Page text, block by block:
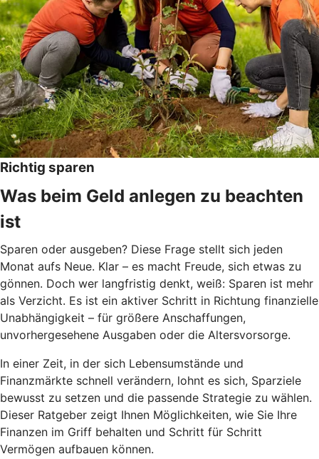
Richtig sparen
Was beim Geld anlegen zu beachten
ist
Sparen oder ausgeben? Diese Frage stellt sich jeden
Monat aufs Neue. Klar – es macht Freude, sich etwas zu
gönnen. Doch wer langfristig denkt, weiß: Sparen ist mehr
als Verzicht. Es ist ein aktiver Schritt in Richtung finanzielle
Unabhängigkeit – für größere Anschaffungen,
unvorhergesehene Ausgaben oder die Altersvorsorge.
In einer Zeit, in der sich Lebensumstände und
Finanzmärkte schnell verändern, lohnt es sich, Sparziele
bewusst zu setzen und die passende Strategie zu wählen.
Dieser Ratgeber zeigt Ihnen Möglichkeiten, wie Sie Ihre
Finanzen im Griff behalten und Schritt für Schritt
Vermögen aufbauen können.